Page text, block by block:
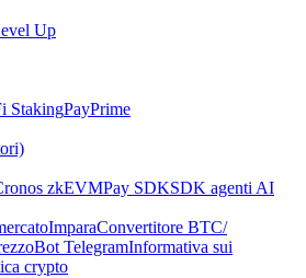
Up
StakingPayPrime
zkEVMPay SDKSDK agenti AI
ImparaConvertitore BTC/
Bot TelegramInformativa sui
crypto